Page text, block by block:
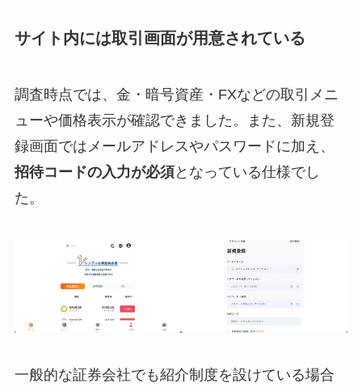
サイト内には取引画面が用意されている
調査時点では、金・暗号資産・FXなどの取引メニ
ューや価格表示が確認できました。また、新規登
録画面ではメールアドレスやパスワードに加え、
招待コードの入力が必須となっている仕様でし
た。
一般的な証券会社でも紹介制度を設けている場合